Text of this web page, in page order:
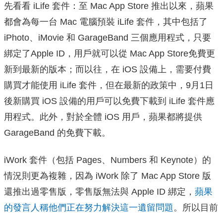
先看看 iLife 套件：至 Mac App Store 推出以來，蘋果
都會為每一台 Mac 電腦預裝 iLife 套件，其中包括了
iPhoto、iMovie 和 GarageBand 三個應用程式，只要
綁定了Apple ID，用戶就可以從 Mac App Store免費更
新到最新的版本；而以往，在 iOS 設備上，需要付費
購買才能使用 iLife 套件，但在最新的政策中，9月1日
後新購買 iOS 設備的用戶可以免費下載到 iLife 套件應
用程式。此外，對於全體 iOS 用戶，蘋果都將提供
GarageBand 的免費下載。
iWork 套件（包括 Pages、Numbers 和 Keynote）的
情況則更為複雜，因為 iWork 除了 Mac App Store 版
還推出過零售版，零售版無法與 Apple ID 綁定， 蘋果
的發言人稱他們正在努力解決這一遺留問題 。所以目前